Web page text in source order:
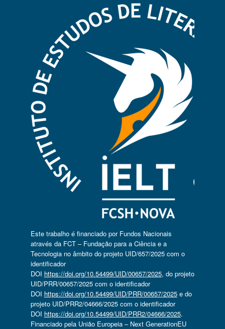
Este trabalho é financiado por Fundos Nacionais
através da FCT – Fundação para a Ciência e a
Tecnologia no âmbito do projeto UID/657/2025 com o
identificador
DOI https://doi.org/10.54499/UID/00657/2025, do projeto
UID/PRR/00657/2025 com o identificador
DOI https://doi.org/10.54499/UID/PRR/00657/2025e do
projeto UID/PRR2/04666/2025 com o identificador
DOI https://doi.org/10.54499/UID/PRR2/04666/2025.
Financiado pela União Europeia – Next GenerationEU